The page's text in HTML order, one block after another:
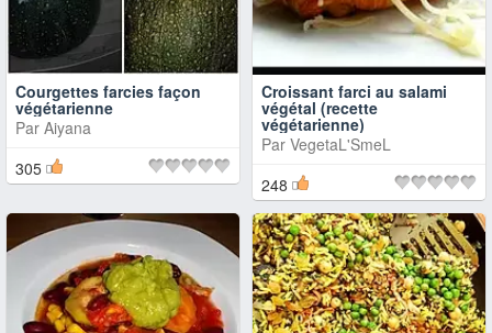
Courgettes farcies façon
végétarienne
Par Aiyana
305
Croissant farci au salami
végétal (recette
végétarienne)
Par VegetaL'SmeL
248